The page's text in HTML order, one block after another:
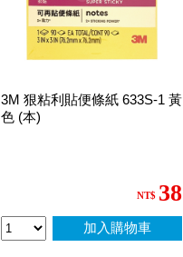
3M 狠粘利貼便條紙 633S-1 黃
色 (本)
NT$ 38
加入購物車